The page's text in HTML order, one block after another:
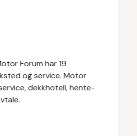
Forum har 19
og service. Motor
dekkhotell, hente-